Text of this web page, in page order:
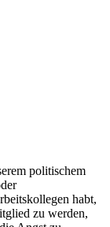
politischem
habt,
zu werden,